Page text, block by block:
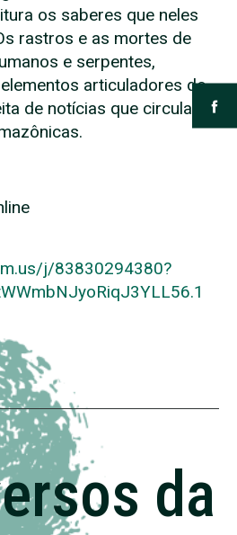
os saberes que neles
rastros e as mortes de
e serpentes,
articuladores de
de notícias que circularam
j/83830294380?
da